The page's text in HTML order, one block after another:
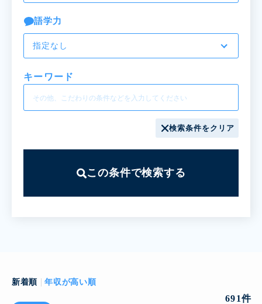
語学力
指定なし
キーワード
検索条件をクリア
この条件で検索する
691件
新着順 年収が高い順